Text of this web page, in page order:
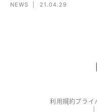
NEWS 21.04.29
利用規約プライ